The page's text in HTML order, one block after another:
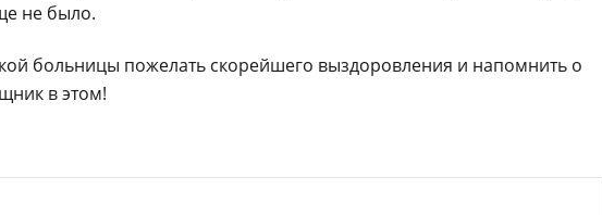
не было.
больницы пожелать скорейшего выздоровления и напомнить о
в этом!